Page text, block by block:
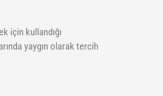
için kullandığı
yaygın olarak tercih